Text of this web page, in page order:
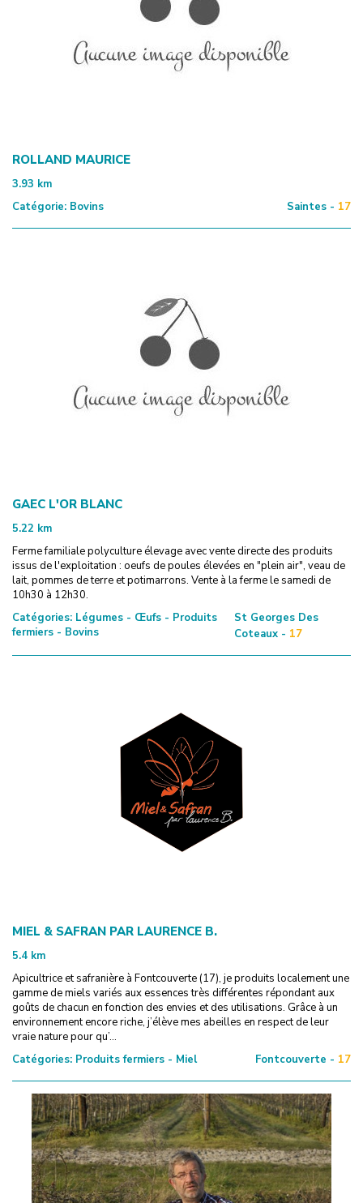
ROLLAND MAURICE
3.93 km
Catégorie: Bovins Saintes - 17
GAEC L'OR BLANC
5.22 km
Ferme familiale polyculture élevage avec vente directe des produits
issus de l'exploitation : oeufs de poules élevées en "plein air", veau de
lait, pommes de terre et potimarrons. Vente à la ferme le samedi de
10h30 à 12h30.
Catégories: Légumes - Œufs - Produits
fermiers - Bovins
St Georges Des
Coteaux - 17
MIEL & SAFRAN PAR LAURENCE B.
5.4 km
Apicultrice et safranière à Fontcouverte (17), je produits localement une
gamme de miels variés aux essences très différentes répondant aux
goûts de chacun en fonction des envies et des utilisations. Grâce à un
environnement encore riche, j’élève mes abeilles en respect de leur
vraie nature pour qu’...
Catégories: Produits fermiers - Miel Fontcouverte - 17